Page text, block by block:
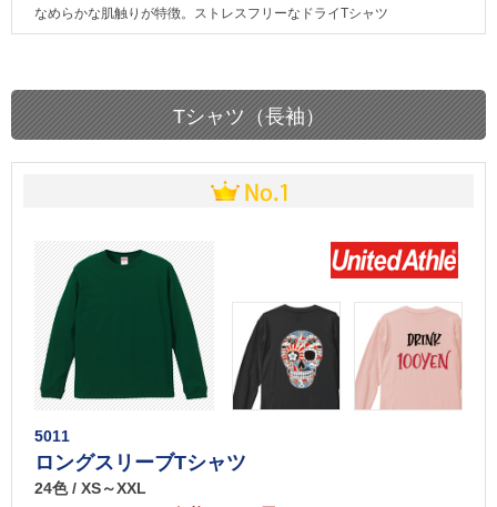
なめらかな肌触りが特徴。ストレスフリーなドライTシャツ
Tシャツ（長袖）
5011
ロングスリーブTシャツ
24色 / XS～XXL